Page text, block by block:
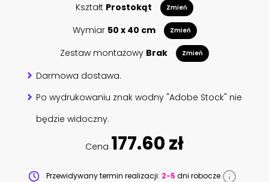
Kształt Prostokąt Zmień
Wymiar 50 x 40 cm Zmień
Zestaw montażowy Brak Zmień
Darmowa dostawa.
Po wydrukowaniu znak wodny "Adobe Stock" nie
będzie widoczny.
Cena 177.60 zł
Przewidywany termin realizacji: 2-5 dni robocze